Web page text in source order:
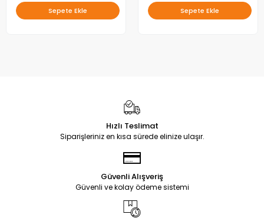
Sepete Ekle Sepete Ekle
Hızlı Teslimat
Siparişleriniz en kısa sürede elinize ulaşır.
Güvenli Alışveriş
Güvenli ve kolay ödeme sistemi